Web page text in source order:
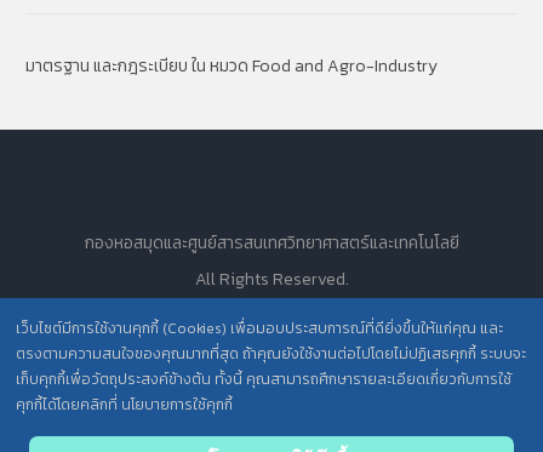
มาตรฐาน และกฎระเบียบ ใน หมวด Food and Agro-Industry
เว็บไซต์มีการใช้งานคุกกี้ (Cookies) เพื่อมอบประสบการณ์ที่ดียิ่งขึ้นให้แก่คุณ และ
ตรงตามความสนใจของคุณมากที่สุด ถ้าคุณยังใช้งานต่อไปโดยไม่ปฏิเสธคุกกี้ ระบบจะ
เก็บคุกกี้เพื่อวัตถุประสงค์ข้างต้น ทั้งนี้ คุณสามารถศึกษารายละเอียดเกี่ยวกับการใช้
คุกกี้ได้โดยคลิกที่ นโยบายการใช้คุกกี้
กองหอสมุดและศูนย์สารสนเทศวิทยาศาสตร์และเทคโนโลยี
All Rights Reserved.
นโยบายการคุ้มครองข้อมูลส่วนบุคคล วศ. /
ประกาศความเป็นส่วนตัว (Privacy Notice) สำหรับการบริการสารสนเทศ